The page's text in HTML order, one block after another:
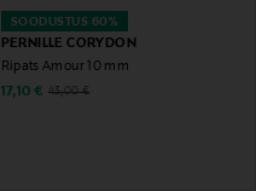
SOODUSTUS 60%
PERNILLE CORYDON
Ripats Amour 10 mm
Discounted Price
17,10 € Original Price
43,00 €